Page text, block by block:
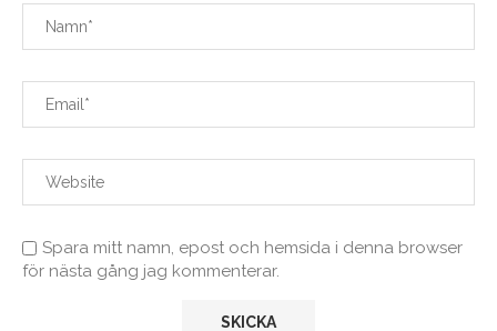
Spara mitt namn, epost och hemsida i denna browser
för nästa gång jag kommenterar.